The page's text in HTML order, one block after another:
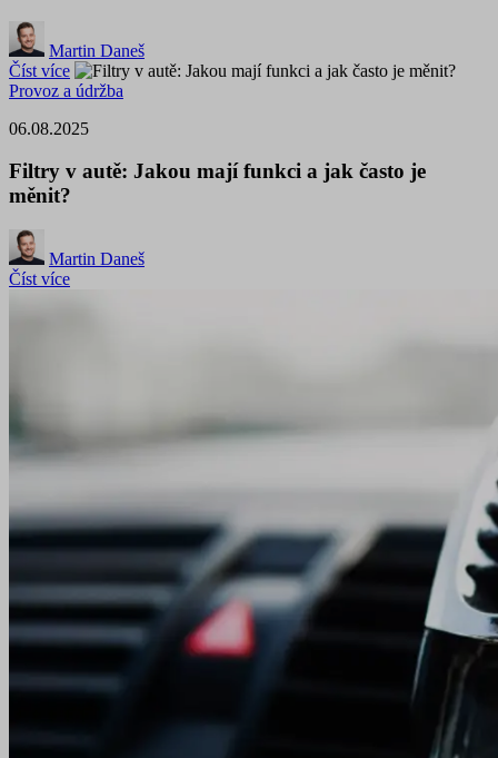
Martin Daneš
Číst více
Provoz a údržba
06.08.2025
Filtry v autě: Jakou mají funkci a jak často je
měnit?
Martin Daneš
Číst více